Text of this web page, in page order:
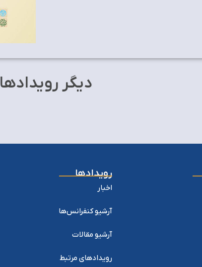
دیگر رویدادها
رویدادها
اخبار
آرشیو کنفرانس‌ها
آرشیو مقالات
رویدادهای مرتبط